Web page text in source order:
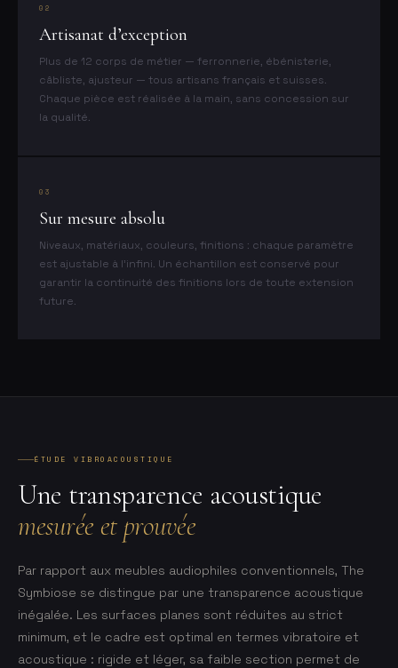
02
Artisanat d’exception
Plus de 12 corps de métier — ferronnerie, ébénisterie,
câbliste, ajusteur — tous artisans français et suisses.
Chaque pièce est réalisée à la main, sans concession sur
la qualité.
03
Sur mesure absolu
Niveaux, matériaux, couleurs, finitions : chaque paramètre
est ajustable à l’infini. Un échantillon est conservé pour
garantir la continuité des finitions lors de toute extension
future.
ÉTUDE VIBROACOUSTIQUE
Une transparence acoustique
mesurée et prouvée
Par rapport aux meubles audiophiles conventionnels, The
Symbiose se distingue par une transparence acoustique
inégalée. Les surfaces planes sont réduites au strict
minimum, et le cadre est optimal en termes vibratoire et
acoustique : rigide et léger, sa faible section permet de